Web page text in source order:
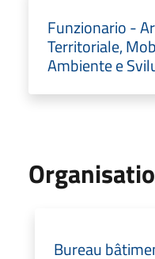
Funzionario -
Territoriale,
Ambiente e
Bureau